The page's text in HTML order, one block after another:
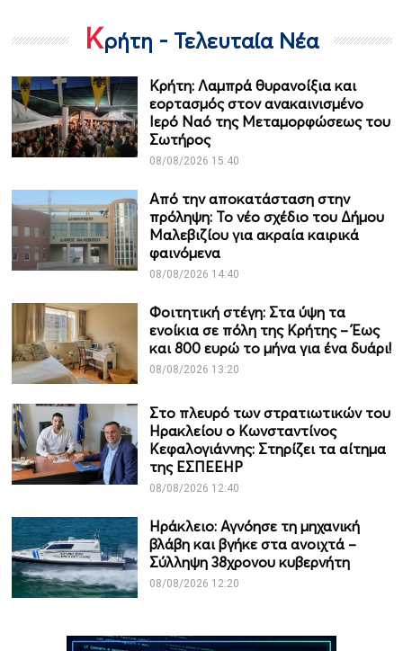
Κρήτη - Τελευταία Νέα
Κρήτη: Λαμπρά θυρανοίξια και
εορτασμός στον ανακαινισμένο
Ιερό Ναό της Μεταμορφώσεως του
Σωτήρος
08/08/2026 15:40
Από την αποκατάσταση στην
πρόληψη: Το νέο σχέδιο του Δήμου
Μαλεβιζίου για ακραία καιρικά
φαινόμενα
08/08/2026 14:40
Φοιτητική στέγη: Στα ύψη τα
ενοίκια σε πόλη της Κρήτης – Έως
και 800 ευρώ το μήνα για ένα δυάρι!
08/08/2026 13:20
Στο πλευρό των στρατιωτικών του
Ηρακλείου ο Κωνσταντίνος
Κεφαλογιάννης: Στηρίζει τα αίτημα
της ΕΣΠΕΕΗΡ
08/08/2026 12:40
Ηράκλειο: Αγνόησε τη μηχανική
βλάβη και βγήκε στα ανοιχτά –
Σύλληψη 38χρονου κυβερνήτη
08/08/2026 12:20